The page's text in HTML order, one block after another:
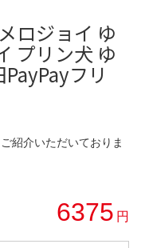
ロジョイ ゆ
プリン犬 ゆ
フリ
紹介いただいておりま
6375 円